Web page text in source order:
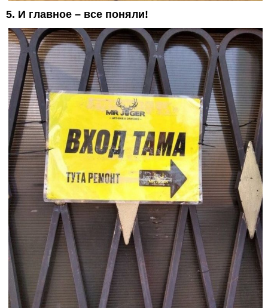
5. И главное – все поняли!